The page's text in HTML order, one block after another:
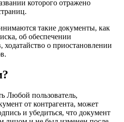
которого отражено
такие документы, как
об обеспечении
о приостановлении
Любой пользователь,
от контрагента, может
и убедиться, что документ